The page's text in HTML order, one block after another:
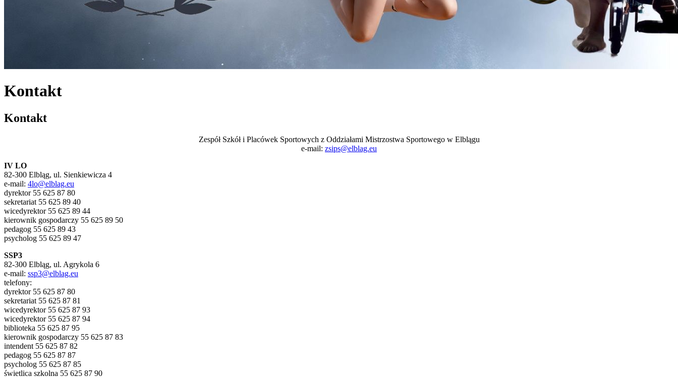
Kontakt
Kontakt
Zespół Szkół i Placówek Sportowych z Oddziałami Mistrzostwa Sportowego w Elblągu
e-mail: zsips@elblag.eu
IV LO
82-300 Elbląg, ul. Sienkiewicza 4
e-mail: 4lo@elblag.eu
dyrektor 55 625 87 80
sekretariat 55 625 89 40
wicedyrektor 55 625 89 44
kierownik gospodarczy 55 625 89 50
pedagog 55 625 89 43
psycholog 55 625 89 47
SSP3
82-300 Elbląg, ul. Agrykola 6
e-mail: ssp3@elblag.eu
telefony:
dyrektor 55 625 87 80
sekretariat 55 625 87 81
wicedyrektor 55 625 87 93
wicedyrektor 55 625 87 94
biblioteka 55 625 87 95
kierownik gospodarczy 55 625 87 83
intendent 55 625 87 82
pedagog 55 625 87 87
psycholog 55 625 87 85
świetlica szkolna 55 625 87 90